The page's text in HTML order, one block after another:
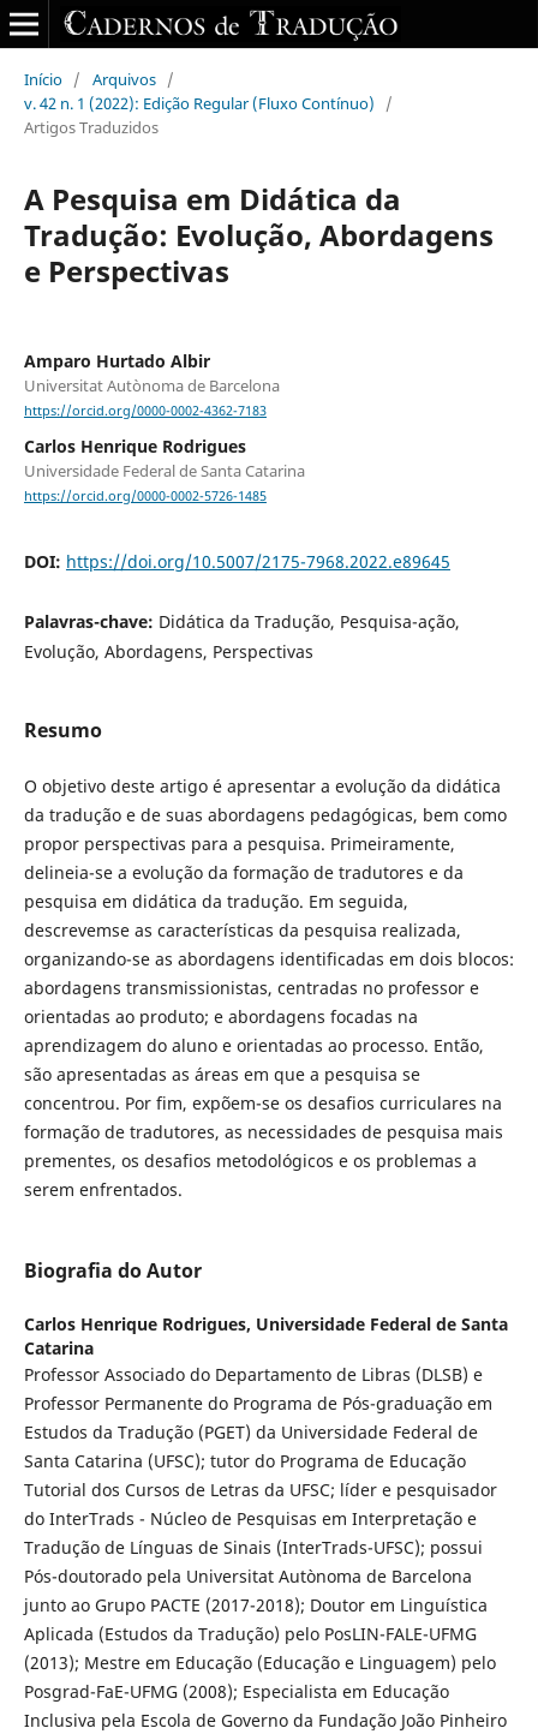
Início / Arquivos /
v. 42 n. 1 (2022): Edição Regular (Fluxo Contínuo)
/
Artigos Traduzidos
A Pesquisa em Didática da
Tradução: Evolução, Abordagens
e Perspectivas
Amparo Hurtado Albir
Universitat Autònoma de Barcelona
https://orcid.org/0000-0002-4362-7183
Carlos Henrique Rodrigues
Universidade Federal de Santa Catarina
https://orcid.org/0000-0002-5726-1485
DOI: https://doi.org/10.5007/2175-7968.2022.e89645
Palavras-chave: Didática da Tradução, Pesquisa-ação,
Evolução, Abordagens, Perspectivas
Resumo
O objetivo deste artigo é apresentar a evolução da didática
da tradução e de suas abordagens pedagógicas, bem como
propor perspectivas para a pesquisa. Primeiramente,
delineia-se a evolução da formação de tradutores e da
pesquisa em didática da tradução. Em seguida,
descrevemse as características da pesquisa realizada,
organizando-se as abordagens identificadas em dois blocos:
abordagens transmissionistas, centradas no professor e
orientadas ao produto; e abordagens focadas na
aprendizagem do aluno e orientadas ao processo. Então,
são apresentadas as áreas em que a pesquisa se
concentrou. Por fim, expõem-se os desafios curriculares na
formação de tradutores, as necessidades de pesquisa mais
prementes, os desafios metodológicos e os problemas a
serem enfrentados.
Biografia do Autor
Carlos Henrique Rodrigues, Universidade Federal de Santa
Catarina
Professor Associado do Departamento de Libras (DLSB) e
Professor Permanente do Programa de Pós-graduação em
Estudos da Tradução (PGET) da Universidade Federal de
Santa Catarina (UFSC); tutor do Programa de Educação
Tutorial dos Cursos de Letras da UFSC; líder e pesquisador
do InterTrads - Núcleo de Pesquisas em Interpretação e
Tradução de Línguas de Sinais (InterTrads-UFSC); possui
Pós-doutorado pela Universitat Autònoma de Barcelona
junto ao Grupo PACTE (2017-2018); Doutor em Linguística
Aplicada (Estudos da Tradução) pelo PosLIN-FALE-UFMG
(2013); Mestre em Educação (Educação e Linguagem) pelo
Posgrad-FaE-UFMG (2008); Especialista em Educação
Inclusiva pela Escola de Governo da Fundação João Pinheiro